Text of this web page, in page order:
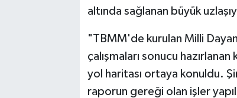
altında sağlanan büyük
"TBMM'de kurulan Milli
çalışmaları sonucu
yol haritası ortaya konuldu.
raporun gereği olan işler